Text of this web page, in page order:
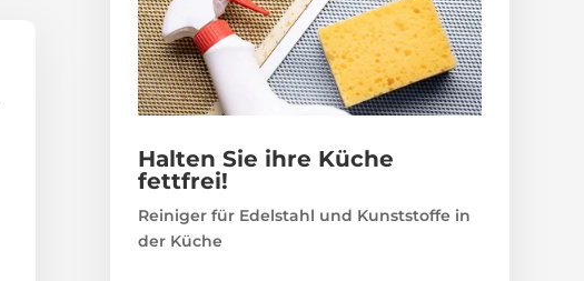
Halten Sie ihre Küche
fettfrei!
Reiniger für Edelstahl und Kunststoffe in
der Küche